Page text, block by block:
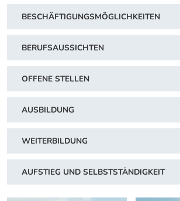
BESCHÄFTIGUNGSMÖGLICHKEITEN
BERUFSAUSSICHTEN
OFFENE STELLEN
AUSBILDUNG
WEITERBILDUNG
AUFSTIEG UND SELBSTSTÄNDIGKEIT